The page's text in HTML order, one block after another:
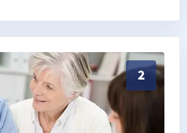
2
Holzdorf (Landkreis